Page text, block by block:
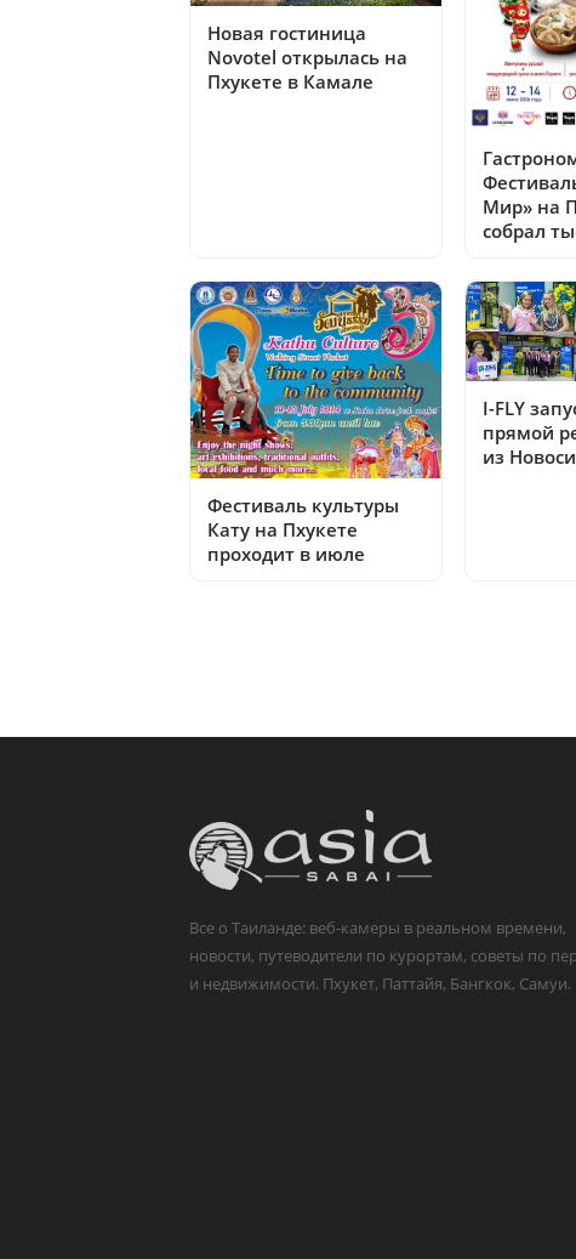
Новая гостиница
Novotel открылась на
Пхукете в Камале
Мир» на
собрал
Фестиваль культуры
Кату на Пхукете
проходит в июле
I-FLY
прямой
из
Все о Таиланде: веб-камеры в реальном времени,
новости, путеводители по курортам, советы по
и недвижимости. Пхукет, Паттайя, Бангкок, Самуи.